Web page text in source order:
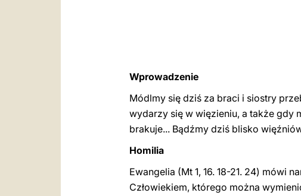
Wprowadzenie
Módlmy się dziś za braci i siostry
wydarzy się w więzieniu, a także gdy
brakuje... Bądźmy dziś blisko
Homilia
Ewangelia (Mt 1, 16. 18-21. 24) mówi
Człowiekiem, którego można